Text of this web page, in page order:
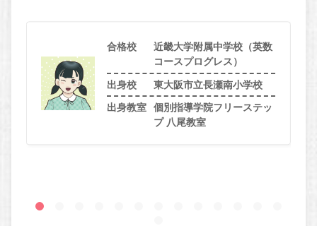
合格校
近畿大学附属中学校（英数
コースプログレス）
出身校 東大阪市立長瀬南小学校
出身教室
個別指導学院フリーステッ
プ 八尾教室